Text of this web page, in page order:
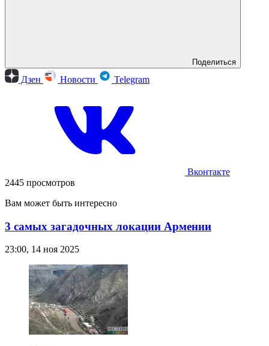
Поделиться
Дзен Новости Telegram
Вконтакте
2445 просмотров
Вам может быть интересно
3 самых загадочных локации Армении
23:00, 14 ноя 2025